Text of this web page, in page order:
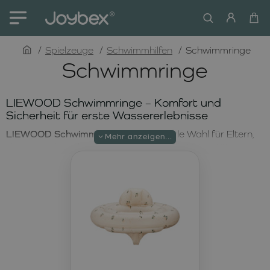
Schwimmringe
homeSpielzeuge Schwimmhilfen Schwimmringe
LIEWOOD Schwimmringe – Komfort und
Sicherheit für erste Wassererlebnisse
LIEWOOD Schwimmringesind die ideale Wahl für Eltern,
die eine sichere, komfortable und stilvolle Unterstützung
Funktionalität und ihr zeitloses skandinavisches Design
bekannt ist. Ob im Urlaub am Meer, am Pool oder bei den
ersten Erfahrungen im Wasser – diese Schwimmringe
bieten Sicherheit und sorgen gleichzeitig für entspannte